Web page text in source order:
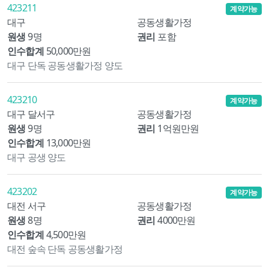
423211
대구
공동생활가정
원생 9명 권리 포함
인수합계 50,000만원
계약가능
대구 단독 공동생활가정 양도
423210
대구 달서구
공동생활가정
원생 9명 권리 1억원만원
인수합계 13,000만원
계약가능
대구 공생 양도
423202
대전 서구
공동생활가정
원생 8명 권리 4000만원
인수합계4,500만원
계약가능
대전 숲속 단독 공동생활가정